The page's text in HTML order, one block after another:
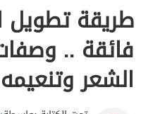
طريقة تطويل
فائقة ..
الشعر وتنعيمه